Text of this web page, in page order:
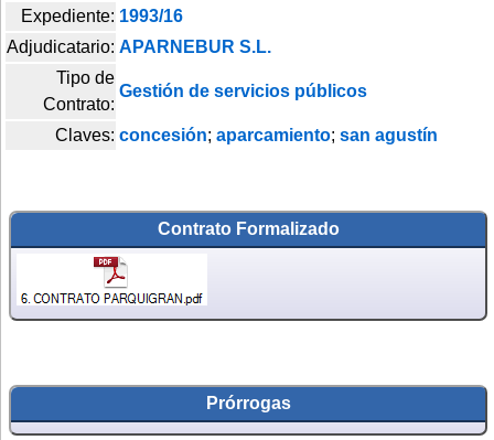
Expediente: 1993/16
Adjudicatario: APARNEBUR S.L.
Tipo de
Contrato:
Gestión de servicios públicos
Claves: concesión; aparcamiento; san agustín
Contrato Formalizado
Prórrogas